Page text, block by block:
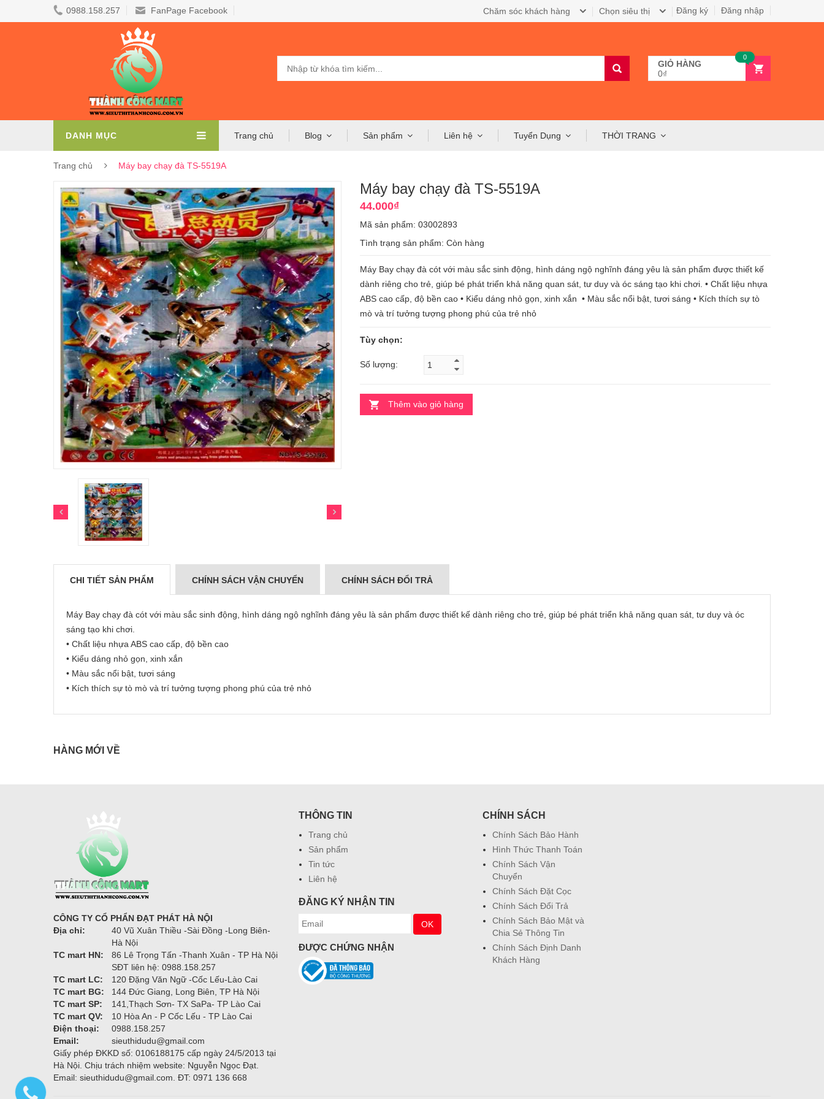
0988.158.257 FanPage Facebook Đăng nhập
Đăng ký
Chọn siêu thị
Chăm sóc khách hàng
GIỎ HÀNG
0₫
0
DANH MỤC Trang chủ Blog Sản phẩm Liên hệ Tuyển Dụng THỜI TRANG
Trang chủ Máy bay chạy đà TS-5519A
Máy bay chạy đà TS-5519A
44.000₫
Mã sản phẩm: 03002893
Tình trạng sản phẩm: Còn hàng
Máy Bay chạy đà cót với màu sắc sinh động, hình dáng ngộ nghĩnh đáng yêu là sản phẩm được thiết kế
dành riêng cho trẻ, giúp bé phát triển khả năng quan sát, tư duy và óc sáng tạo khi chơi. • Chất liệu nhựa
ABS cao cấp, độ bền cao • Kiểu dáng nhỏ gọn, xinh xắn • Màu sắc nổi bật, tươi sáng • Kích thích sự tò
mò và trí tưởng tượng phong phú của trẻ nhỏ
Tùy chọn:
Số lượng:
Thêm vào giỏ hàng
CHI TIẾT SẢN PHẨM CHÍNH SÁCH VẬN CHUYỂN CHÍNH SÁCH ĐỔI TRẢ
Máy Bay chạy đà cót với màu sắc sinh động, hình dáng ngộ nghĩnh đáng yêu là sản phẩm được thiết kế dành riêng cho trẻ, giúp bé phát triển khả năng quan sát, tư duy và óc
sáng tạo khi chơi.
• Chất liệu nhựa ABS cao cấp, độ bền cao
• Kiểu dáng nhỏ gọn, xinh xắn
• Màu sắc nổi bật, tươi sáng
• Kích thích sự tò mò và trí tưởng tượng phong phú của trẻ nhỏ
HÀNG MỚI VỀ
CÔNG TY CỔ PHẨN ĐẠT PHÁT HÀ NỘI
Địa chỉ:
40 Vũ Xuân Thiều -Sài Đồng -Long Biên-
Hà Nội
TC mart HN:
86 Lê Trọng Tấn -Thanh Xuân - TP Hà Nội
SĐT liên hệ: 0988.158.257
TC mart LC:
120 Đặng Văn Ngữ -Cốc Lếu-Lào Cai
TC mart BG:
144 Đức Giang, Long Biên, TP Hà Nội
TC mart SP:
141,Thạch Sơn- TX SaPa- TP Lào Cai
TC mart QV:
10 Hòa An - P Cốc Lếu - TP Lào Cai
Điện thoại:
0988.158.257
Email:
sieuthidudu@gmail.com
Giấy phép ĐKKD số: 0106188175 cấp ngày 24/5/2013 tại
Hà Nội. Chịu trách nhiệm website: Nguyễn Ngọc Đạt.
Email: sieuthidudu@gmail.com. ĐT: 0971 136 668
THÔNG TIN
Trang chủ
Sản phẩm
Tin tức
Liên hệ
ĐĂNG KÝ NHẬN TIN
ĐƯỢC CHỨNG NHẬN
CHÍNH SÁCH
Chính Sách Bảo Hành
Hình Thức Thanh Toán
Chính Sách Vận
Chuyển
Chính Sách Đặt Cọc
Chính Sách Đổi Trả
Chính Sách Bảo Mật và
Chia Sẻ Thông Tin
Chính Sách Định Danh
Khách Hàng